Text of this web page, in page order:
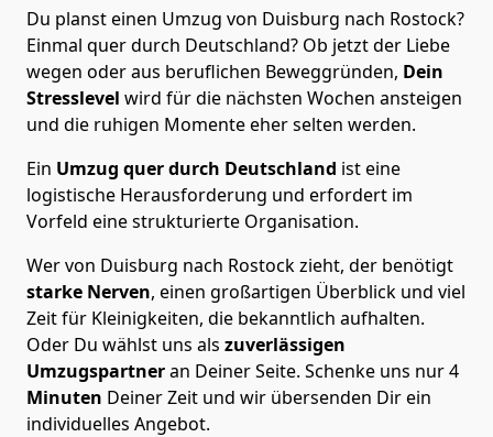
Du planst einen Umzug von Duisburg nach Rostock?
Einmal quer durch Deutschland? Ob jetzt der Liebe
wegen oder aus beruflichen Beweggründen, Dein
Stresslevel wird für die nächsten Wochen ansteigen
und die ruhigen Momente eher selten werden.
Ein Umzug quer durch Deutschland ist eine
logistische Herausforderung und erfordert im
Vorfeld eine strukturierte Organisation.
Wer von Duisburg nach Rostock zieht, der benötigt
starke Nerven, einen großartigen Überblick und viel
Zeit für Kleinigkeiten, die bekanntlich aufhalten.
Oder Du wählst uns als zuverlässigen
Umzugspartneran Deiner Seite. Schenke uns nur4
Minuten Deiner Zeit und wir übersenden Dir ein
individuelles Angebot.